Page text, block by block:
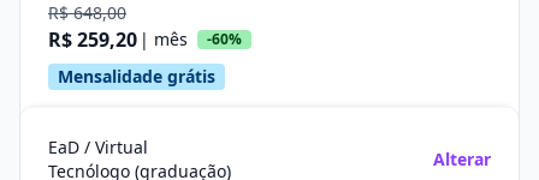
R$ 648,00
R$ 259,20 | mês -60%
Mensalidade grátis
EaD / Virtual
Tecnólogo (graduação)
Alterar